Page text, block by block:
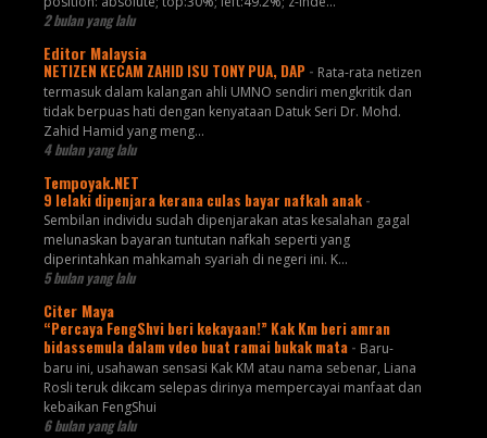
2 bulan yang lalu
Editor Malaysia
NETIZEN KECAM ZAHID ISU TONY PUA, DAP - Rata-rata netizen
termasuk dalam kalangan ahli UMNO sendiri mengkritik dan
tidak berpuas hati dengan kenyataan Datuk Seri Dr. Mohd.
Zahid Hamid yang meng...
4 bulan yang lalu
Tempoyak.NET
9 lelaki dipenjara kerana culas bayar nafkah anak -
Sembilan individu sudah dipenjarakan atas kesalahan gagal
melunaskan bayaran tuntutan nafkah seperti yang
diperintahkan mahkamah syariah di negeri ini. K...
5 bulan yang lalu
Citer Maya
“Percaya FengShvi beri kekayaan!” Kak Km beri amran
bidassemula dalam vdeo buat ramai bukak mata - Baru-
baru ini, usahawan sensasi Kak KM atau nama sebenar, Liana
Rosli teruk dikcam selepas dirinya mempercayai manfaat dan
kebaikan FengShui
6 bulan yang lalu